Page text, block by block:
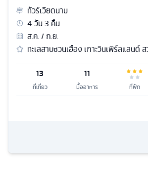
ทัวร์เวียดนาม
4วัน3 คืน
ส.ค. / ก.ย.
ทะเลสาบซวนเฮือง เกาะวินเพิร์ลแลนด์
13
ที่เที่ยว
11
มื้ออาหาร ที่พัก